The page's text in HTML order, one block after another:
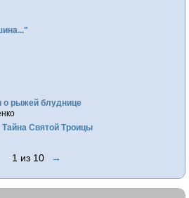
о рыжей блуднице
Святой Троицы
1 из 10 →